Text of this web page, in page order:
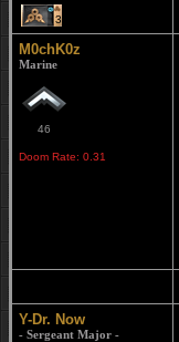
3
M0chK0z
Marine
46
Doom Rate: 0.31
Y-Dr. Now
- Sergeant Major -